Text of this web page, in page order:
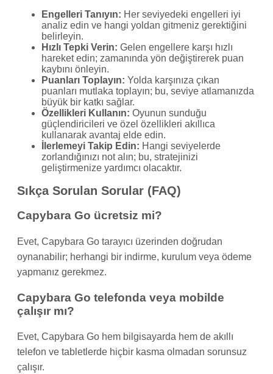
Engelleri Tanıyın: Her seviyedeki engelleri iyi
analiz edin ve hangi yoldan gitmeniz gerektiğini
belirleyin.
Hızlı Tepki Verin: Gelen engellere karşı hızlı
hareket edin; zamanında yön değiştirerek puan
kaybını önleyin.
Puanları Toplayın: Yolda karşınıza çıkan
puanları mutlaka toplayın; bu, seviye atlamanızda
büyük bir katkı sağlar.
Özellikleri Kullanın: Oyunun sunduğu
güçlendiricileri ve özel özellikleri akıllıca
kullanarak avantaj elde edin.
İlerlemeyi Takip Edin: Hangi seviyelerde
zorlandığınızı not alın; bu, stratejinizi
geliştirmenize yardımcı olacaktır.
Sıkça Sorulan Sorular (FAQ)
Capybara Go ücretsiz mi?
Evet, Capybara Go tarayıcı üzerinden doğrudan
oynanabilir; herhangi bir indirme, kurulum veya ödeme
yapmanız gerekmez.
Capybara Go telefonda veya mobilde
çalışır mı?
Evet, Capybara Go hem bilgisayarda hem de akıllı
telefon ve tabletlerde hiçbir kasma olmadan sorunsuz
çalışır.